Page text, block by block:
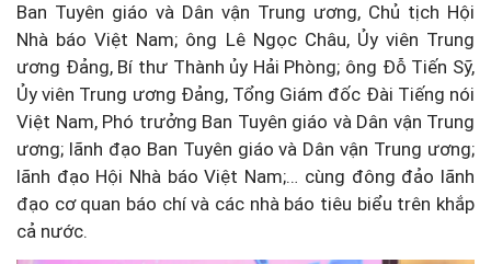
Ban Tuyên giáo và Dân vận Trung ương, Chủ tịch Hội
Nhà báo Việt Nam; ông Lê Ngọc Châu, Ủy viên Trung
ương Đảng, Bí thư Thành ủy Hải Phòng; ông Đỗ Tiến Sỹ,
Ủy viên Trung ương Đảng, Tổng Giám đốc Đài Tiếng nói
Việt Nam, Phó trưởng Ban Tuyên giáo và Dân vận Trung
ương; lãnh đạo Ban Tuyên giáo và Dân vận Trung ương;
lãnh đạo Hội Nhà báo Việt Nam;… cùng đông đảo lãnh
đạo cơ quan báo chí và các nhà báo tiêu biểu trên khắp
cả nước.